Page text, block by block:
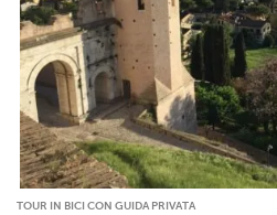
TOUR IN BICI CON GUIDA PRIVATA